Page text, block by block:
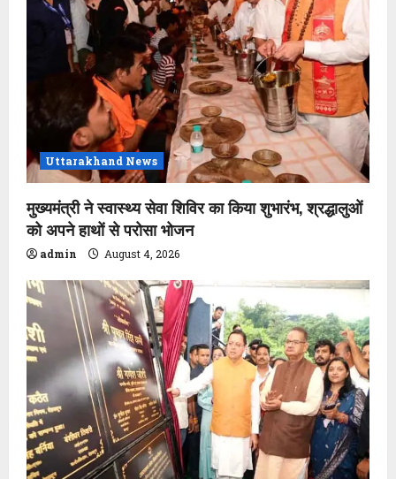
Uttarakhand News
मुख्यमंत्री ने स्वास्थ्य सेवा शिविर का किया शुभारंभ, श्रद्धालुओं
को अपने हाथों से परोसा भोजन
admin August 4, 2026